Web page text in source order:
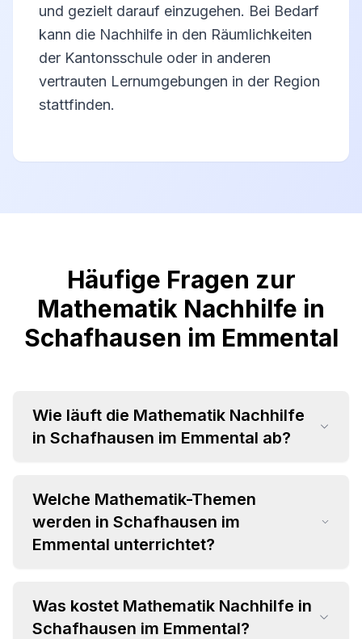
und gezielt darauf einzugehen. Bei Bedarf
kann die Nachhilfe in den Räumlichkeiten
der Kantonsschule oder in anderen
vertrauten Lernumgebungen in der Region
stattfinden.
Häufige Fragen zur
Mathematik Nachhilfe in
Schafhausen im Emmental
Wie läuft die Mathematik Nachhilfe
in Schafhausen im Emmental ab?
Welche Mathematik-Themen
werden in Schafhausen im
Emmental unterrichtet?
• Grundrechenarten und Bruchrechnung
Was kostet Mathematik Nachhilfe in
Schafhausen im Emmental?